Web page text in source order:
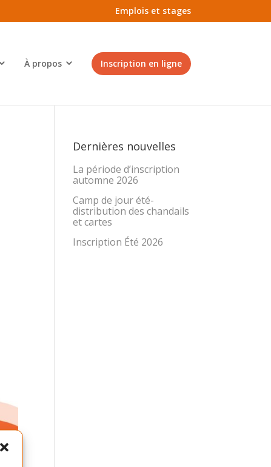
Emplois et stages
À propos Inscription en ligne
Dernières nouvelles
La période d’inscription
automne 2026
Camp de jour été-
distribution des chandails
et cartes
Inscription Été 2026